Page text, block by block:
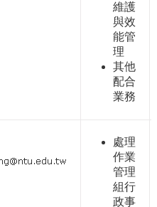
維護
與效
能管
理
其他
配合
業務
處理
作業
管理
組行
政事